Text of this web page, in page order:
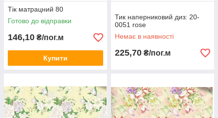
Тік матрацний 80
Готово до відправки
146,10 ₴/пог.м
Купити
Тик наперниковий диз: 20-
0051 rose
Немає в наявності
225,70 ₴/пог.м